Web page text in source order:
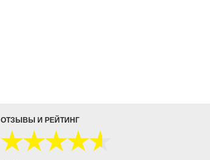
ОТЗЫВЫ И РЕЙТИНГ
★★★★★
★★★★★